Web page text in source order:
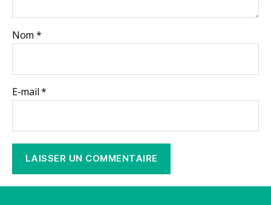
Nom *
E-mail*